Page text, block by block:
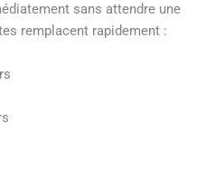
sans attendre une
remplacent rapidement :